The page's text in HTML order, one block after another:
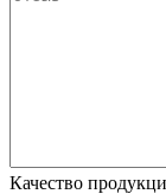
Качество